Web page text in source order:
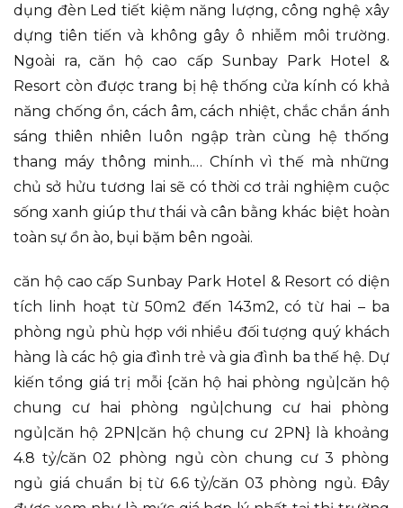
dụng đèn Led tiết kiệm năng lượng, công nghệ xây
dựng tiên tiến và không gây ô nhiễm môi trường.
Ngoài ra, căn hộ cao cấp Sunbay Park Hotel &
Resort còn được trang bị hệ thống cửa kính có khả
năng chống ồn, cách âm, cách nhiệt, chắc chắn ánh
sáng thiên nhiên luôn ngập tràn cùng hệ thống
thang máy thông minh.… Chính vì thế mà những
chủ sở hửu tương lai sẽ có thời cơ trải nghiệm cuộc
sống xanh giúp thư thái và cân bằng khác biệt hoàn
toàn sự ồn ào, bụi bặm bên ngoài.
căn hộ cao cấp Sunbay Park Hotel & Resort có diện
tích linh hoạt từ 50m2 đến 143m2, có từ hai – ba
phòng ngủ phù hợp với nhiều đối tượng quý khách
hàng là các hộ gia đình trẻ và gia đình ba thế hệ. Dự
kiến tổng giá trị mỗi {căn hộ hai phòng ngủ|căn hộ
chung cư hai phòng ngủ|chung cư hai phòng
ngủ|căn hộ 2PN|căn hộ chung cư 2PN} là khoảng
4.8 tỷ/căn 02 phòng ngủ còn chung cư 3 phòng
ngủ giá chuẩn bị từ 6.6 tỷ/căn 03 phòng ngủ. Đây